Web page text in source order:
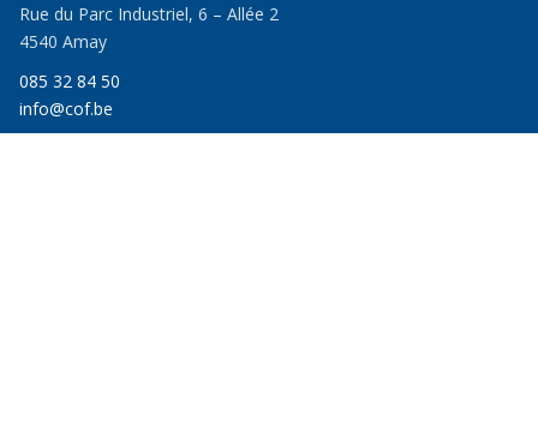
Rue du Parc Industriel, 6 – Allée 2
4540 Amay
085 32 84 50
info@cof.be